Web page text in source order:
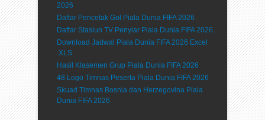
2026
Daftar Pencetak Gol Piala Dunia FIFA 2026
Daftar Stasiun TV Penyiar Piala Dunia FIFA 2026
Download Jadwal Piala Dunia FIFA 2026 Excel
.XLS
Hasil Klasemen Grup Piala Dunia FIFA 2026
48 Logo Timnas Peserta Piala Dunia FIFA 2026
Skuad Timnas Bosnia dan Herzegovina Piala
Dunia FIFA 2026